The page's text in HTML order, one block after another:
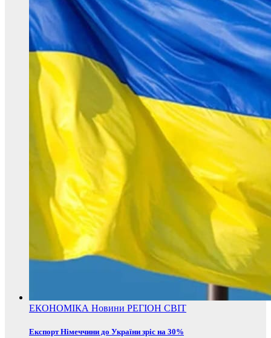
ЕКОНОМІКА Новини РЕГІОН СВІТ
Експорт Німеччини до України зріс на 30%